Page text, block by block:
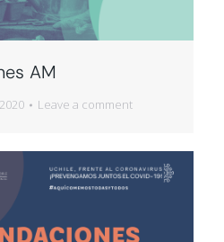
AM
Leave a comment